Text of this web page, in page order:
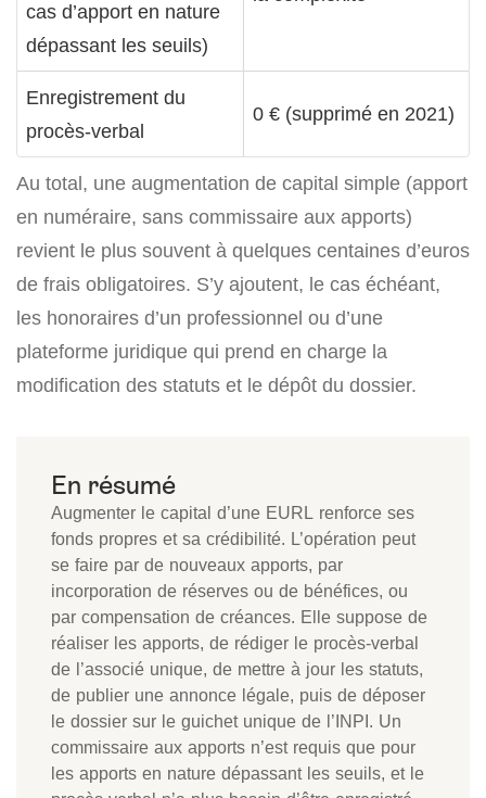
cas d’apport en nature
dépassant les seuils)
Enregistrement du
procès-verbal
0 € (supprimé en 2021)
Au total, une augmentation de capital simple (apport
en numéraire, sans commissaire aux apports)
revient le plus souvent à quelques centaines d’euros
de frais obligatoires. S’y ajoutent, le cas échéant,
les honoraires d’un professionnel ou d’une
plateforme juridique qui prend en charge la
modification des statuts et le dépôt du dossier.
Augmenter le capital d’une EURL renforce ses
fonds propres et sa crédibilité. L’opération peut
se faire par de nouveaux apports, par
incorporation de réserves ou de bénéfices, ou
par compensation de créances. Elle suppose de
réaliser les apports, de rédiger le procès-verbal
de l’associé unique, de mettre à jour les statuts,
de publier une annonce légale, puis de déposer
le dossier sur le guichet unique de l’INPI. Un
commissaire aux apports n’est requis que pour
les apports en nature dépassant les seuils, et le